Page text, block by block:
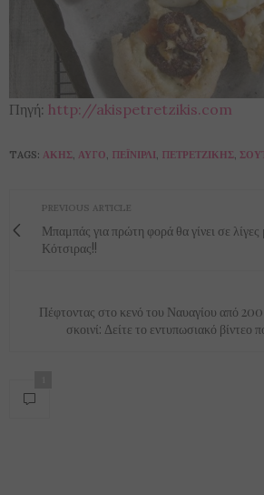
Πηγή: http://akispetretzikis.com
TAGS: ΆΚΗΣ ΑΥΓΌ ΠΕΪΝΙΡΛΊ ΠΕΤΡΕΤΖΊΚΗΣ
PREVIOUS ARTICLE
Μπαμπάς για πρώτη φορά θα γίνει σε λίγες
Κότσιρας!!
Πέφτοντας στο κενό του Ναυαγίου από
σκοινί: Δείτε το εντυπωσιακό βίντεο